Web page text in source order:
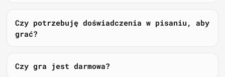
Czy potrzebuję doświadczenia w pisaniu, aby
grać?
Czy gra jest darmowa?